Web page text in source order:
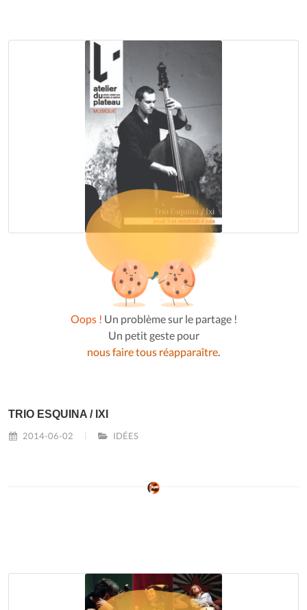
Oops ! Un problème sur le partage !
Un petit geste pour
nous faire tous réapparaître.
TRIO ESQUINA / IXI
2014-06-02 IDÉES